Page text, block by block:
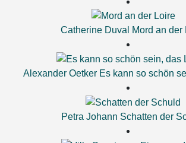
Catherine Duval Mord an der
Alexander Oetker Es kann so schön
Petra Johann Schatten der